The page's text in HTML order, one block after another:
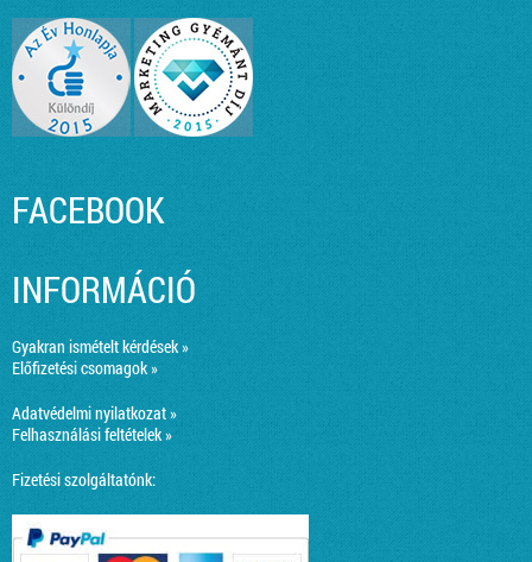
FACEBOOK
INFORMÁCIÓ
Gyakran ismételt kérdések »
Előfizetési csomagok »
Adatvédelmi nyilatkozat »
Felhasználási feltételek »
Fizetési szolgáltatónk: